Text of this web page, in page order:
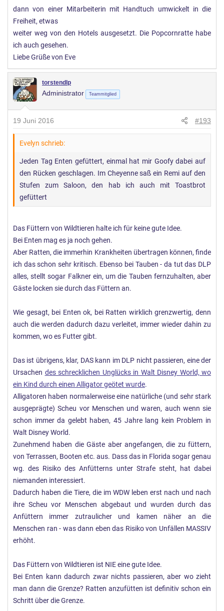
dann von einer Mitarbeiterin mit Handtuch umwickelt in die
Freiheit, etwas
weiter weg von den Hotels ausgesetzt. Die Popcornratte habe
ich auch gesehen.
Liebe Grüße von Eve
torstendlp
Administrator Teammitglied
19 Juni 2016 #193
Evelyn schrieb:
Jeden Tag Enten gefüttert, einmal hat mir Goofy dabei auf
den Rücken geschlagen. Im Cheyenne saß ein Remi auf den
Stufen zum Saloon, den hab ich auch mit Toastbrot
gefüttert
Das Füttern von Wildtieren halte ich für keine gute Idee.
Bei Enten mag es ja noch gehen.
Aber Ratten, die immerhin Krankheiten übertragen können, finde
ich das schon sehr kritisch. Ebenso bei Tauben - da tut das DLP
alles, stellt sogar Falkner ein, um die Tauben fernzuhalten, aber
Gäste locken sie durch das Füttern an.
Wie gesagt, bei Enten ok, bei Ratten wirklich grenzwertig, denn
auch die werden dadurch dazu verleitet, immer wieder dahin zu
kommen, wo es Futter gibt.
Das ist übrigens, klar, DAS kann im DLP nicht passieren, eine der
Ursachen des schrecklichen Unglücks in Walt Disney World, wo
ein Kind durch einen Alligator geötet wurde.
Alligatoren haben normalerweise eine natürliche (und sehr stark
ausgeprägte) Scheu vor Menschen und waren, auch wenn sie
schon immer da gelebt haben, 45 Jahre lang kein Problem in
Walt Disney World.
Zunehmend haben die Gäste aber angefangen, die zu füttern,
von Terrassen, Booten etc. aus. Dass das in Florida sogar genau
wg. des Risiko des Anfütterns unter Strafe steht, hat dabei
niemanden interessiert.
Dadurch haben die Tiere, die im WDW leben erst nach und nach
ihre Scheu vor Menschen abgebaut und wurden durch das
Anfüttern immer zutraulicher und kamen näher an die
Menschen ran - was dann eben das Risiko von Unfällen MASSIV
erhöht.
Das Füttern von Wildtieren ist NIE eine gute Idee.
Bei Enten kann dadurch zwar nichts passieren, aber wo zieht
man dann die Grenze? Ratten anzufütten ist definitiv schon ein
Schritt über die Grenze.